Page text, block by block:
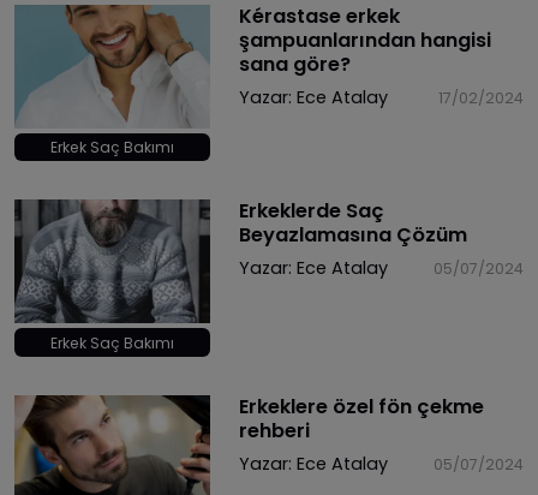
Erkek Saç Bakımı
Kérastase erkek
şampuanlarından hangisi
sana göre?
Yazar: Ece Atalay 17/02/2024
Erkek Saç Bakımı
Erkeklerde Saç
Beyazlamasına Çözüm
Yazar: Ece Atalay 05/07/2024
Erkeklere özel fön çekme
rehberi
Yazar: Ece Atalay 05/07/2024